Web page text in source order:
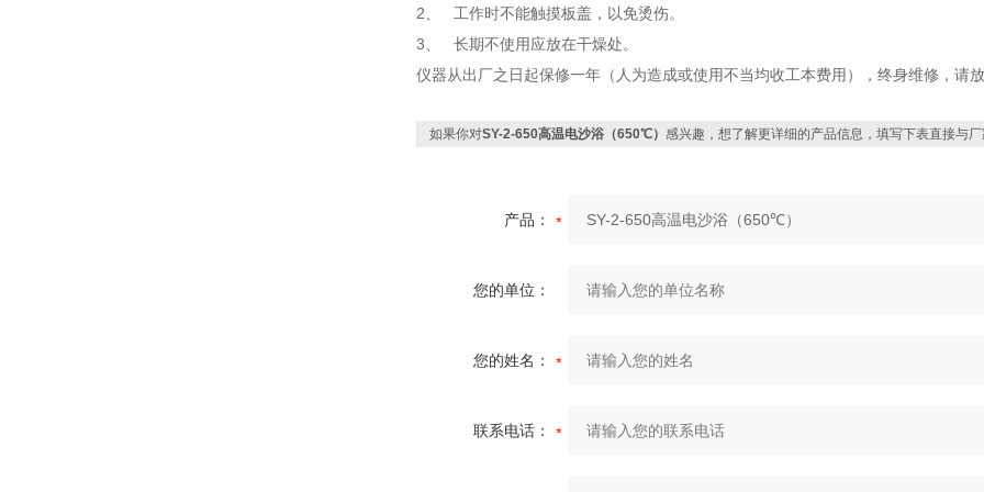
2、 工作时不能触摸板盖，以免烫伤。
3、 长期不使用应放在干燥处。
仪器从出厂之日起保修一年（人为造成或使用不当均收工本费用），终身维修，请放
如果你对SY-2-650高温电沙浴（650℃） 感兴趣，想了解更详细的产品信息，填写下表直接与厂
产品：
您的单位：
您的姓名：
联系电话：